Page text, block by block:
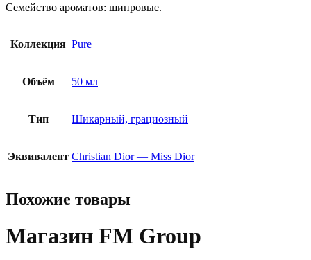
Семейство ароматов: шипровые.
Коллекция Pure
Объём 50 мл
Тип Шикарный, грациозный
Эквивалент Christian Dior — Miss Dior
Похожие товары
Магазин FM Group